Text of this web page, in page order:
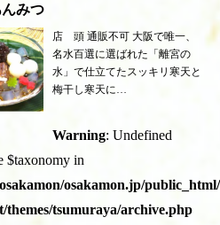
みつ
店 頭 通販不可 大阪で唯一、
名水百選に選ばれた「離宮の
水」で仕立てたスッキリ寒天と
梅干し寒天に…
Warning: Undefined
$taxonomy in
osakamon.jp/
themes/tsumuraya/archive.php